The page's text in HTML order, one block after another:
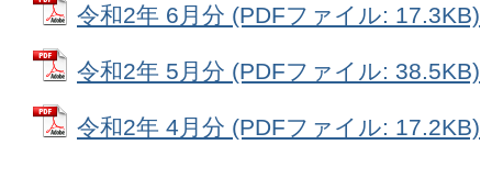
令和2年 6月分 (PDFファイル: 17.3KB)
令和2年 5月分 (PDFファイル: 38.5KB)
令和2年 4月分 (PDFファイル: 17.2KB)